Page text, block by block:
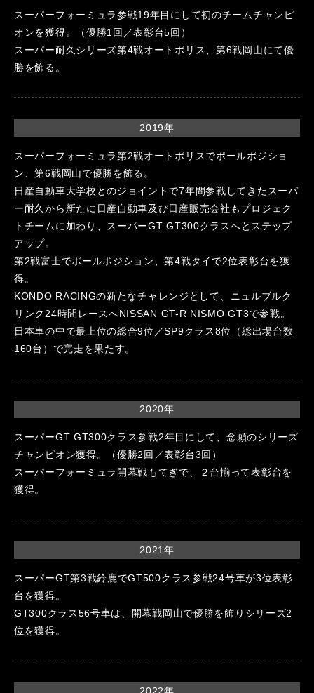
スーパーフォーミュラ参戦19年目にして初のチームチャンピ
オンを獲得。（優勝1回／表彰台5回）
スーパー耐久シリーズ第4戦オートポリス、第6戦岡山にて優
勝を飾る。
2019年
スーパーフォーミュラ第2戦オートポリスでポールポジショ
ン、第6戦岡山で優勝を飾る。
日産自動車大学校とのジョイントで7年間参戦してきたスーパ
ー耐久から新たに日産自動車及び日産販売会社もプロジェク
トチームに加わり、スーパーGT GT300クラスへとステップ
アップ。
第2戦富士でポールポジション、第4戦タイで2位表彰台を獲
得。
KONDO RACINGの新たなチャレンジとして、ニュルブルク
リンク24時間レースへNISSAN GT-R NISMO GT3で参戦。
日本車の中で最上位の総合9位／SP9クラス8位（総出場台数
160台）で完走を果たす。
2020年
スーパーGT GT300クラス参戦2年目にして、念願のシリーズ
チャンピオン獲得。（優勝2回／表彰台3回）
スーパーフォーミュラ開幕戦もてぎで、２台揃って表彰台を
獲得。
2021年
スーパーGT第3戦鈴鹿でGT500クラス参戦24号車が3位表彰
台を獲得。
GT300クラス56号車は、開幕戦岡山で優勝を飾りシリーズ2
位を獲得。
2022年